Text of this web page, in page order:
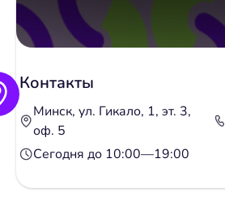
Контакты
Минск, ул. Гикало, 1, эт. 3,
оф. 5
Сегодня до 10:00—19:00